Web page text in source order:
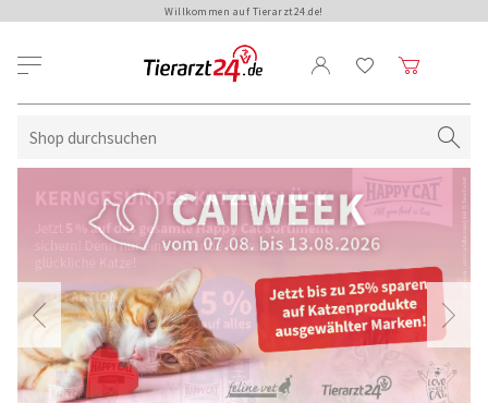
Willkommen auf Tierarzt24.de!